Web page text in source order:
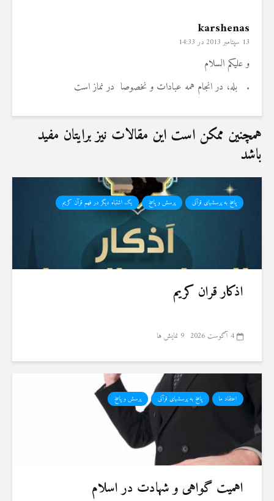
karshenas
13 سپتامبر 2013 در 14:33
و علیکم السلام
. بله، در انجام همه عبادات و نخصوصا در نماز است
همچنین ممکن است این مقالات نیز برایتان مفید
باشد
پاسخ به پرسشهای قرآنی پرسش و پاسخ یک اشتباه دیگر در فهم قرآن کریم
اذکار قران کریم
4 آگوست 2026 9 نمایش ها
اعتقاد ما پاسخ به پرسشهای قرآنی پرسش و پاسخ
اهمیت گواهی و شهادت در اسلام